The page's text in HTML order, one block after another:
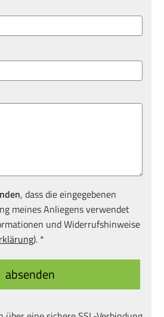
, dass die eingegebenen
meines Anliegens verwendet
und Widerrufshinweise
). *
absenden